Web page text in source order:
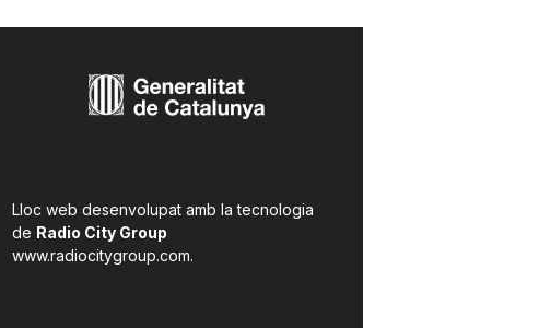
Lloc web desenvolupat amb la tecnologia
de Radio City Group
www.radiocitygroup.com.